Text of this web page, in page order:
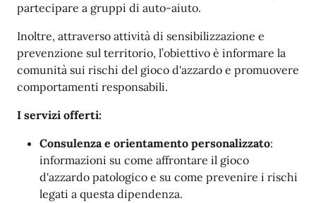
partecipare a gruppi di auto-aiuto.
Inoltre, attraverso attività di sensibilizzazione e
prevenzione sul territorio, l’obiettivo è informare la
comunità sui rischi del gioco d'azzardo e promuovere
comportamenti responsabili.
I servizi offerti:
Consulenza e orientamento personalizzato:
informazioni su come affrontare il gioco
d'azzardo patologico e su come prevenire i rischi
legati a questa dipendenza.